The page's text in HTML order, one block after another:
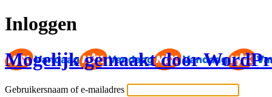
Inloggen
Mogelijk gemaakt door
Gebruikersnaam of e-mailadres